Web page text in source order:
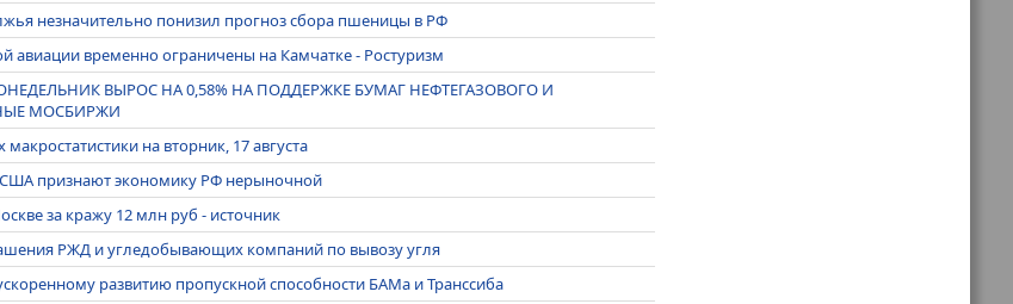
незначительно понизил прогноз сбора пшеницы в РФ
авиации временно ограничены на Камчатке - Ростуризм
ВЫРОС НА 0,58% НА ПОДДЕРЖКЕ БУМАГ НЕФТЕГАЗОВОГО И
МОСБИРЖИ
на вторник, 17 августа
США признают экономику РФ нерыночной
за кражу 12 млн руб - источник
РЖД и угледобывающих компаний по вывозу угля
развитию пропускной способности БАМа и Транссиба